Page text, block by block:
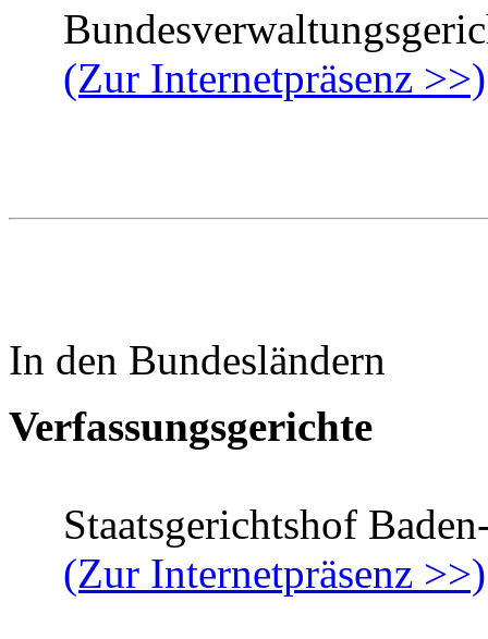
(Zur Internetpräsenz >>)
In den Bundesländern
Verfassungsgerichte
Staatsgerichtshof
(Zur Internetpräsenz >>)